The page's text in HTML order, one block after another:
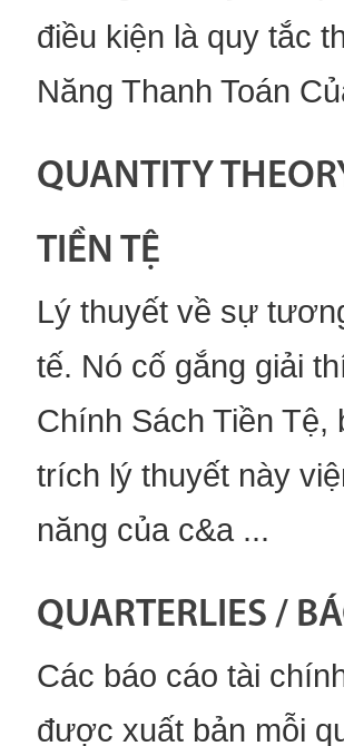
điều kiện là quy tắc
Năng Thanh Toán
QUANTITY
TIỀN TỆ
Lý thuyết về sự
tế. Nó cố gắng giải
Chính Sách Tiền
trích lý thuyết này
năng của c&a ...
QUARTERLIES /
Các báo cáo tài
được xuất bản mỗi